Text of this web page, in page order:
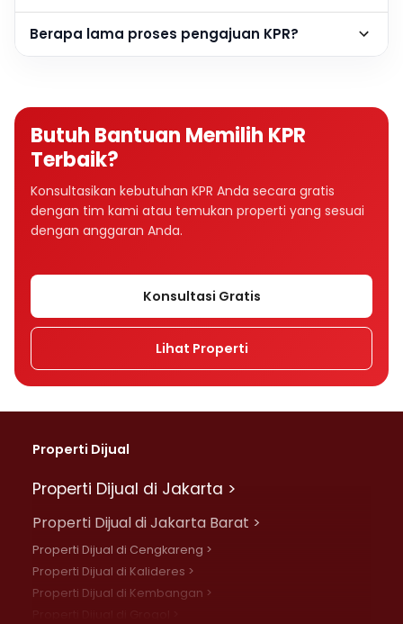
Berapa lama proses pengajuan KPR?
Butuh Bantuan Memilih KPR
Terbaik?
Konsultasikan kebutuhan KPR Anda secara gratis
dengan tim kami atau temukan properti yang sesuai
dengan anggaran Anda.
Konsultasi Gratis
Lihat Properti
Properti Dijual
Properti Dijual di Jakarta >
Properti Dijual di Jakarta Barat >
Properti Dijual di Cengkareng >
Properti Dijual di Kalideres >
Properti Dijual di Kembangan >